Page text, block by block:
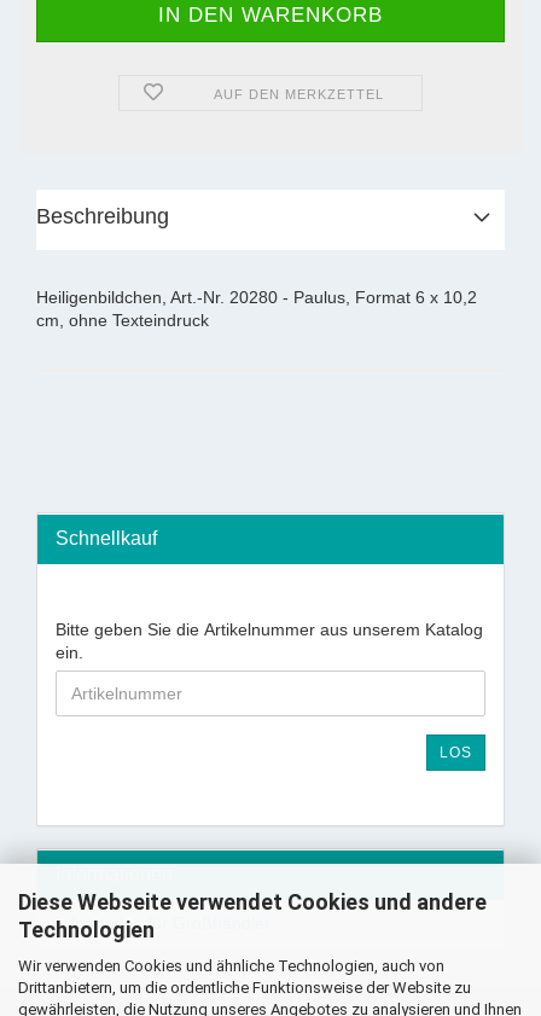
Diese Webseite verwendet Cookies und andere
Technologien
Wir verwenden Cookies und ähnliche Technologien, auch von
Drittanbietern, um die ordentliche Funktionsweise der Website zu
gewährleisten, die Nutzung unseres Angebotes zu analysieren und Ihnen
AUF DEN MERKZETTEL
Beschreibung
Heiligenbildchen, Art.-Nr. 20280 - Paulus, Format 6 x 10,2
cm, ohne Texteindruck
Schnellkauf
Bitte geben Sie die Artikelnummer aus unserem Katalog
ein.
LOS
Information für Großhändler